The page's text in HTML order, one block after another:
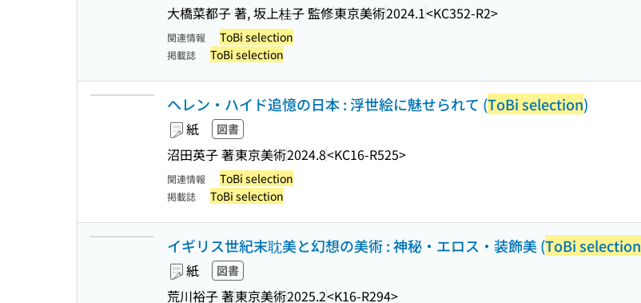
大橋菜都子 著, 坂上桂子 監修東京美術2024.1<KC352-R2>
関連情報 ToBi selection
掲載誌 ToBi selection
ヘレン・ハイド追憶の日本 : 浮世絵に魅せられて (ToBi selection)
紙 図書
沼田英子 著東京美術2024.8<KC16-R525>
関連情報 ToBi selection
掲載誌 ToBi selection
イギリス世紀末耽美と幻想の美術 : 神秘・エロス・装飾美 (ToBi selection
紙 図書
荒川裕子 著東京美術2025.2<K16-R294>